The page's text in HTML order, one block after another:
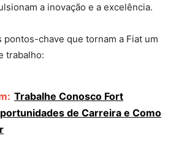
a inovação e a excelência.
pontos-chave que tornam a Fiat um
trabalho:
Trabalhe Conosco Fort
de Carreira e Como